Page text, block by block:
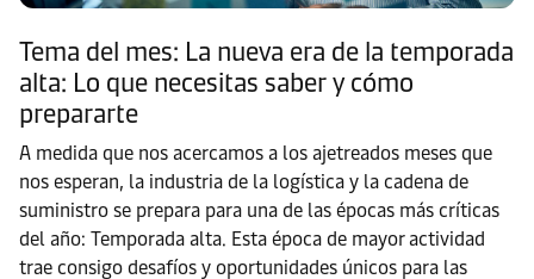
Tema del mes: La nueva era de la temporada
alta: Lo que necesitas saber y cómo
prepararte
A medida que nos acercamos a los ajetreados meses que
nos esperan, la industria de la logística y la cadena de
suministro se prepara para una de las épocas más críticas
del año: Temporada alta. Esta época de mayor actividad
trae consigo desafíos y oportunidades únicos para las